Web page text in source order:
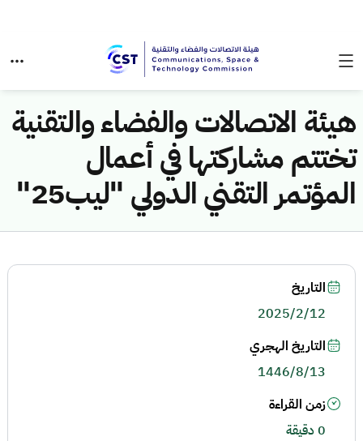
هيئة الاتصالات والفضاء والتقنية
تختتم مشاركتها في أعمال
المؤتمر التقني الدولي "ليب25"
التاريخ
2025/2/12
التاريخ الهجري
1446/8/13
زمن القراءة
0 دقيقة